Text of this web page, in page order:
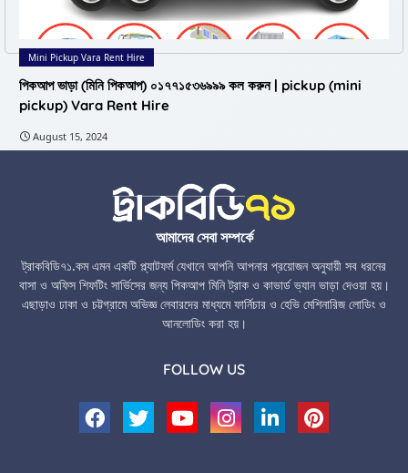
Mini Pickup Vara Rent Hire
পিকআপ ভাড়া (মিনি পিকআপ) ০১৭৭১৫৩৬৯৯৯ কল করুন | pickup (mini
pickup) Vara Rent Hire
August 15, 2024
আমাদের সেবা সম্পর্কে
ট্রাকবিডি৭১.কম এমন একটি প্ল্যাটফর্ম যেখানে আপনি আপনার প্রয়োজন অনুযায়ী সব ধরনের
বাসা ও অফিস শিফটিং সার্ভিসের জন্য পিকআপ মিনি ট্রাক ও কাভার্ড ভ্যান ভাড়া দেওয়া হয়।
এছাড়াও ঢাকা ও চট্টগ্রামে অভিজ্ঞ লেবারদের মাধ্যমে ফার্নিচার ও হেভি মেশিনারিজ লোডিং ও
আনলোডিং করা হয়।
FOLLOW US